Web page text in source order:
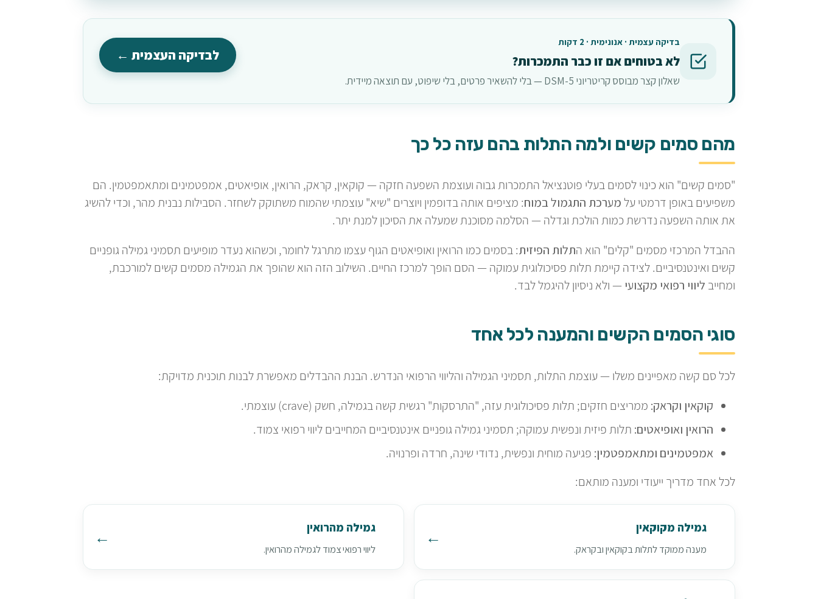
בדיקה עצמית · אנונימית · 2 דקות
לא בטוחים אם זו כבר התמכרות?
שאלון קצר מבוסס קריטריוני DSM-5 — בלי להשאיר פרטים, בלי שיפוט, עם תוצאה מיידית.
לבדיקה העצמית ←
מהם סמים קשים ולמה התלות בהם עזה כל כך
"סמים קשים" הוא כינוי לסמים בעלי פוטנציאל התמכרות גבוה ועוצמת השפעה חזקה — קוקאין, קראק, הרואין, אופיאטים, אמפטמינים ומתאמפטמין. הם
משפיעים באופן דרמטי על מערכת התגמול במוח: מציפים אותה בדופמין ויוצרים "שיא" עוצמתי שהמוח משתוקק לשחזר. הסבילות נבנית מהר, וכדי להשיג
את אותה השפעה נדרשת כמות הולכת וגדלה — הסלמה מסוכנת שמעלה את הסיכון למנת יתר.
ההבדל המרכזי מסמים "קלים" הוא התלות הפיזית: בסמים כמו הרואין ואופיאטים הגוף עצמו מתרגל לחומר, וכשהוא נעדר מופיעים תסמיני גמילה גופניים
קשים ואינטנסיביים. לצידה קיימת תלות פסיכולוגית עמוקה — הסם הופך למרכז החיים. השילוב הזה הוא שהופך את הגמילה מסמים קשים למורכבת,
ומחייב ליווי רפואי מקצועי— ולא ניסיון להיגמל לבד.
סוגי הסמים הקשים והמענה לכל אחד
לכל סם קשה מאפיינים משלו — עוצמת התלות, תסמיני הגמילה והליווי הרפואי הנדרש. הבנת ההבדלים מאפשרת לבנות תוכנית מדויקת:
קוקאין וקראק: ממריצים חזקים; תלות פסיכולוגית עזה, "התרסקות" רגשית קשה בגמילה, חשק (crave) עוצמתי.
הרואין ואופיאטים: תלות פיזית ונפשית עמוקה; תסמיני גמילה גופניים אינטנסיביים המחייבים ליווי רפואי צמוד.
אמפטמינים ומתאמפטמין: פגיעה מוחית ונפשית, נדודי שינה, חרדה ופרנויה.
לכל אחד מדריך ייעודי ומענה מותאם:
גמילה מקוקאין
מענה ממוקד לתלות בקוקאין ובקראק.
גמילה מהרואין
ליווי רפואי צמוד לגמילה מהרואין.